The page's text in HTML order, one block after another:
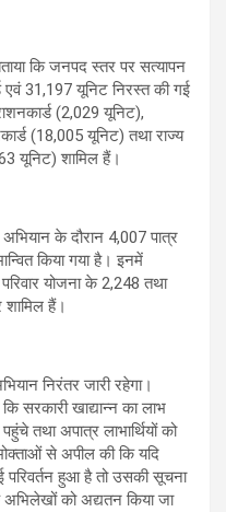
कि जनपद स्तर पर सत्यापन
31,197 यूनिट निरस्त की गई
(2,029 यूनिट),
(18,005 यूनिट) तथा राज्य
यूनिट) शामिल हैं।
अभियान के दौरान 4,007 पात्र
किया गया है। इनमें
योजना के 2,248 तथा
शामिल हैं।
निरंतर जारी रहेगा।
सरकारी खाद्यान्न का लाभ
तथा अपात्र लाभार्थियों को
से अपील की कि यदि
परिवर्तन हुआ है तो उसकी सूचना
अभिलेखों को अद्यतन किया जा